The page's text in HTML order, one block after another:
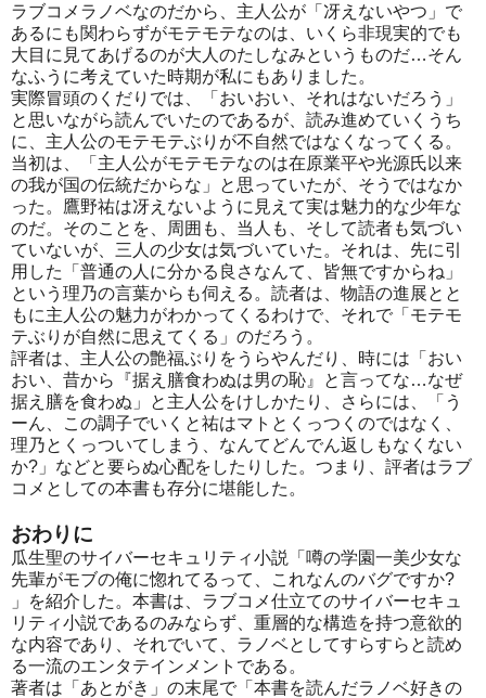
ラブコメラノベなのだから、主人公が「冴えないやつ」で
あるにも関わらずがモテモテなのは、いくら非現実的でも
大目に見てあげるのが大人のたしなみというものだ…そん
なふうに考えていた時期が私にもありました。
実際冒頭のくだりでは、「おいおい、それはないだろう」
と思いながら読んでいたのであるが、読み進めていくうち
に、主人公のモテモテぶりが不自然ではなくなってくる。
当初は、「主人公がモテモテなのは在原業平や光源氏以来
の我が国の伝統だからな」と思っていたが、そうではなか
った。鷹野祐は冴えないように見えて実は魅力的な少年な
のだ。そのことを、周囲も、当人も、そして読者も気づい
ていないが、三人の少女は気づいていた。それは、先に引
用した「普通の人に分かる良さなんて、皆無ですからね」
という理乃の言葉からも伺える。読者は、物語の進展とと
もに主人公の魅力がわかってくるわけで、それで「モテモ
テぶりが自然に思えてくる」のだろう。
評者は、主人公の艶福ぶりをうらやんだり、時には「おい
おい、昔から『据え膳食わぬは男の恥』と言ってな…なぜ
据え膳を食わぬ」と主人公をけしかたり、さらには、「う
ーん、この調子でいくと祐はマトとくっつくのではなく、
理乃とくっついてしまう、なんてどんでん返しもなくない
か?」などと要らぬ心配をしたりした。つまり、評者はラブ
コメとしての本書も存分に堪能した。
おわりに
瓜生聖のサイバーセキュリティ小説「噂の学園一美少女な
先輩がモブの俺に惚れてるって、これなんのバグですか?
」を紹介した。本書は、ラブコメ仕立てのサイバーセキュ
リティ小説であるのみならず、重層的な構造を持つ意欲的
な内容であり、それでいて、ラノベとしてすらすらと読め
る一流のエンタテインメントである。
著者は「あとがき」の末尾で「本書を読んだラノベ好きの